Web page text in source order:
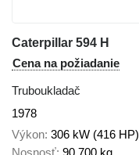
Caterpillar 594 H
Cena na požiadanie
Truboukladač
1978
Výkon 306 kW (416 HP)
Nosnosť 90 700 kg